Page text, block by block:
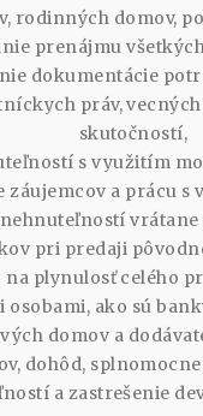
rodinných domov,
prenájmu
dokumentácie
práv,
skutočností,
s využitím
záujemcov a prácu s
pri predaji
na plynulosť celého
ako sú
domov a
dohôd,
a zastrešenie